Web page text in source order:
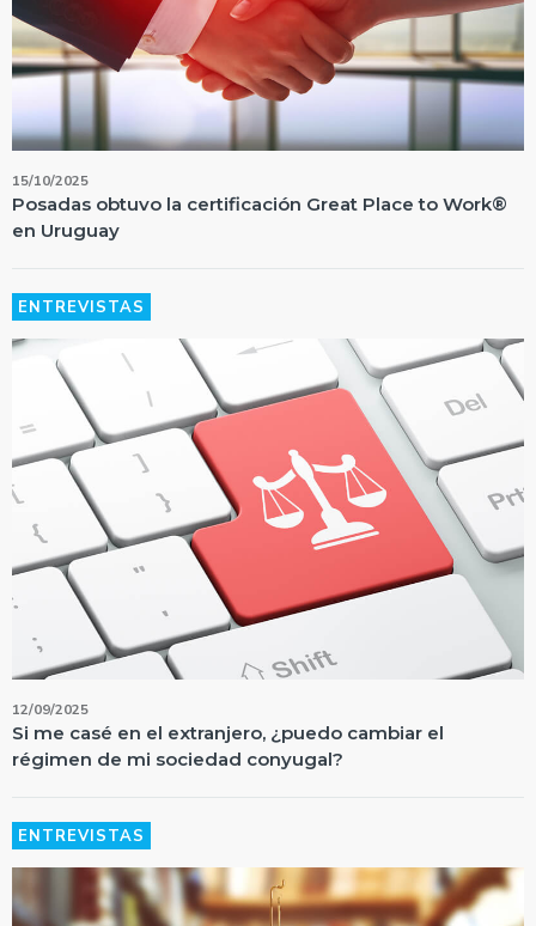
15/10/2025
Posadas obtuvo la certificación Great Place to Work®
en Uruguay
ENTREVISTAS
12/09/2025
Si me casé en el extranjero, ¿puedo cambiar el
régimen de mi sociedad conyugal?
ENTREVISTAS